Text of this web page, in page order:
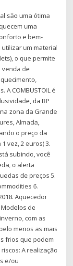
são uma ótima
uma
e bem-
um material
o que permite
venda de
A COMBUSTOIL é
da BP
zona da Grande
Almada,
o preço da
vez, 2 euros) 3.
subindo, você
o alerta
de preços 5.
6.
Aquecedor
de
com as
menos as mais
frios que podem
A realização
e/ou